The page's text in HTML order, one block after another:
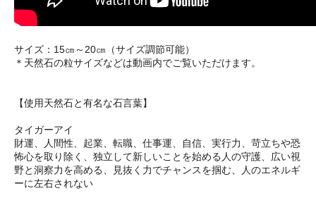
サイズ：15㎝～20㎝（サイズ調節可能）
＊天然石の粒サイズなどは動画内でご覧いただけます。
【使用天然石と有名な石言葉】
タイガーアイ
財運、人間性、起業、転職、仕事運、自信、実行力、苛立ちや恐
怖心を取り除く、独立して新しいことを始める人の守護、広い視
野と洞察力を高める、見抜く力でチャンスを掴む、人のエネルギ
ーに左右されない